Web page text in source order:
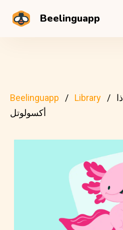
Beelinguapp
Beelinguapp Library
ذا
أكسولوتل